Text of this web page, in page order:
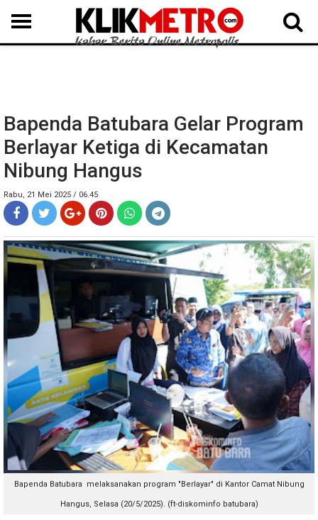
MEDAN LANGKAT DAIRI SAMOSIR TAPUT BATUBARA DELISERDANG
Bapenda Batubara Gelar Program
Berlayar Ketiga di Kecamatan
Nibung Hangus
Rabu, 21 Mei 2025 / 06.45
Bapenda Batubara melaksanakan program "Berlayar" di Kantor Camat Nibung
Hangus, Selasa (20/5/2025). (ft-diskominfo batubara)